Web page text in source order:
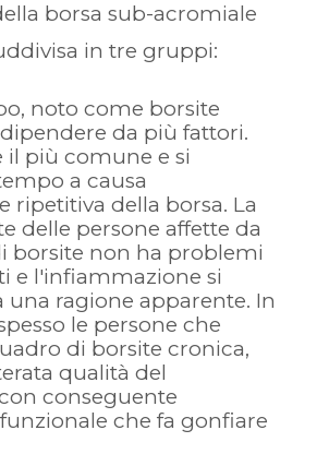
borsa sub-acromiale
in tre gruppi:
noto come borsite
da più fattori.
il più comune e si
a causa
ripetitiva della borsa. La
delle persone affette da
borsite non ha problemi
e l'infiammazione si
una ragione apparente. In
le persone che
di borsite cronica,
qualità del
conseguente
che fa gonfiare